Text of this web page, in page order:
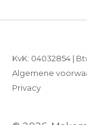
KvK: 04032854 |
Algemene
Privacy